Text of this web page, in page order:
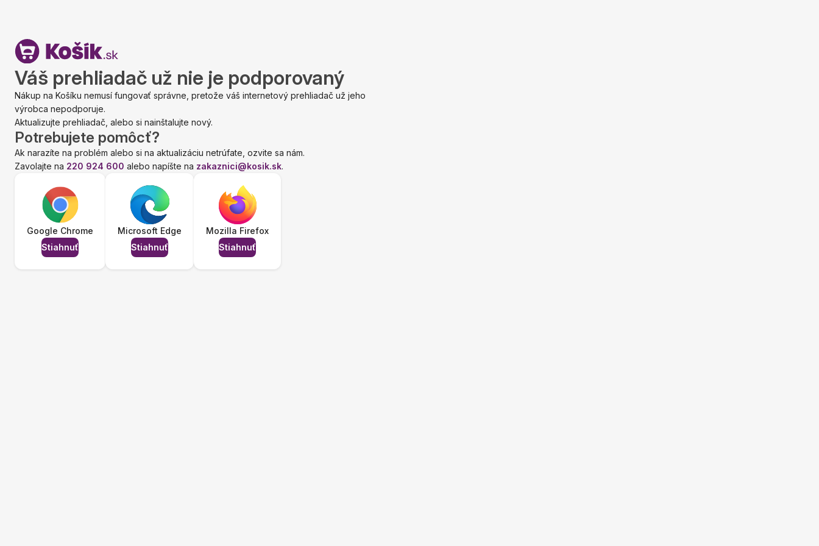
Váš prehliadač už nie je podporovaný
Nákup na Košíku nemusí fungovať správne, pretože váš internetový prehliadač už jeho
výrobca nepodporuje.
Aktualizujte prehliadač, alebo si nainštalujte nový.
Potrebujete pomôcť?
Ak narazíte na problém alebo si na aktualizáciu netrúfate, ozvite sa nám.
Zavolajte na 220 924 600 alebo napíšte na zakaznici@kosik.sk.
Google Chrome
Stiahnuť
Microsoft Edge
Stiahnuť
Mozilla Firefox
Stiahnuť